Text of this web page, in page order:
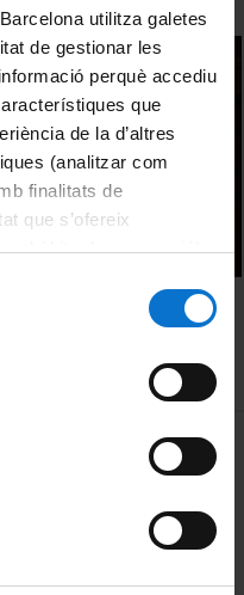
utilitza galetes
de gestionar les
perquè accediu
que
de la d’altres
(analitzar com
finalitats de
que s’ofereix
hàbits de navegació).
lloc web de la
policy in Brazil
MENÚ PEU 1
Política de Cookies
Privacidad y términos